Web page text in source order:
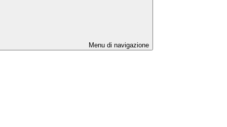
Menu di navigazione